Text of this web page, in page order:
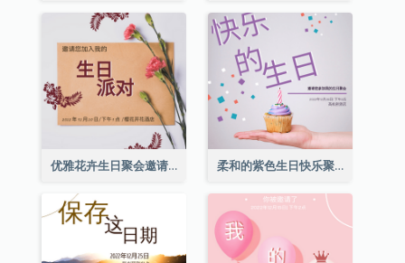
优雅花卉生日聚会邀请函 柔和的紫色生日快乐聚会请柬